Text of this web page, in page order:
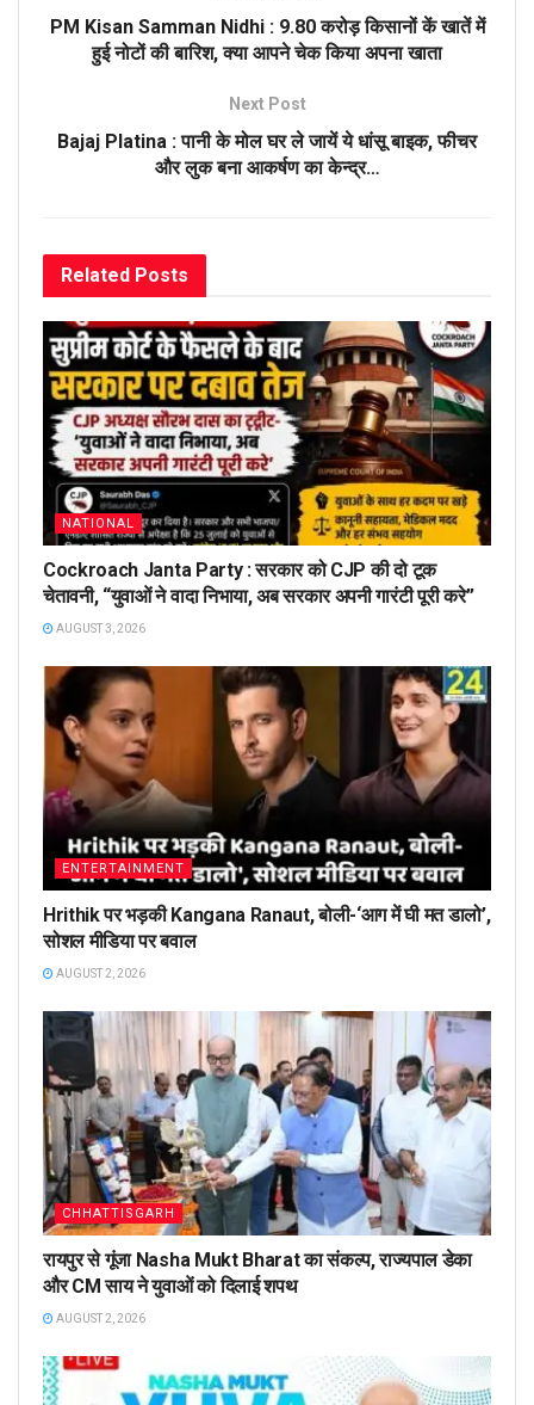
PM Kisan Samman Nidhi : 9.80 करोड़ किसानों कें खातें में
हुई नोटों की बारिश, क्या आपने चेक किया अपना खाता
Next Post
Bajaj Platina : पानी के मोल घर ले जायें ये धांसू बाइक, फीचर
और लुक बना आकर्षण का केन्द्र…
Related Posts
NATIONAL
Cockroach Janta Party : सरकार को CJP की दो टूक
चेतावनी, “युवाओं ने वादा निभाया, अब सरकार अपनी गारंटी पूरी करे”
AUGUST 3, 2026
ENTERTAINMENT
Hrithik पर भड़की Kangana Ranaut, बोली-‘आग में घी मत डालो’,
सोशल मीडिया पर बवाल
AUGUST 2, 2026
CHHATTISGARH
रायपुर से गूंजा Nasha Mukt Bharat का संकल्प, राज्यपाल डेका
और CM साय ने युवाओं को दिलाई शपथ
AUGUST 2, 2026